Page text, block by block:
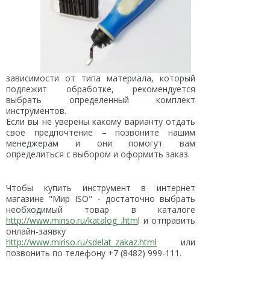
зависимости от типа материала, который
подлежит обработке, рекомендуется
выбрать определенный комплект
инструментов.
Если вы не уверены какому варианту отдать
свое предпочтение – позвоните нашим
менеджерам и они помогут вам
определиться с выбором и оформить заказ.
Чтобы купить инструмент в интернет
магазине "Мир ISO" - достаточно выбрать
необходимый товар в каталоге
http://www.miriso.ru/katalog_.html и отправить
онлайн-заявку
http://www.miriso.ru/sdelat_zakaz.html или
позвонить по телефону +7 (8482) 999-111.